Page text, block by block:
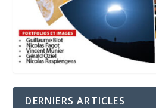
DERNIERS ARTICLES